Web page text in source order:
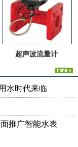
超声波流量计
水时代来临
推广智能水表